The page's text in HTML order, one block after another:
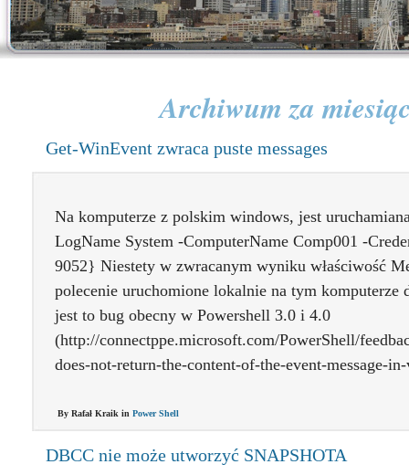
Archiwum za
Get-WinEvent zwraca puste messages
Na komputerze z polskim windows, jest
LogName System -ComputerName Comp001 -
9052} Niestety w zwracanym wyniku właściwość
polecenie uruchomione lokalnie na tym komputerze
jest to bug obecny w Powershell 3.0 i 4.0
(http://connectppe.microsoft.com/PowerShell/
does-not-return-the-content-of-the-event-message-
By Rafał Kraik in Power Shell
DBCC nie może utworzyć SNAPSHOTA